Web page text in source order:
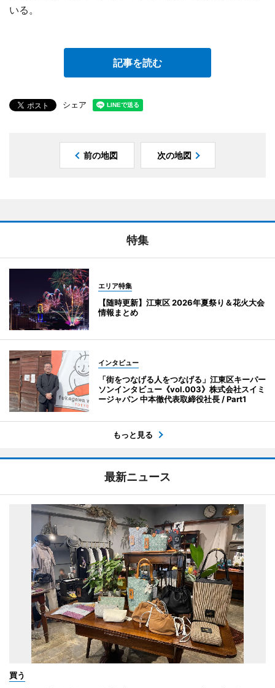
いる。
記事を読む
シェア
前の地図 次の地図
特集
エリア特集
【随時更新】江東区 2026年夏祭り＆花火大会
情報まとめ
インタビュー
「街をつなげる人をつなげる」江東区キーパー
ソンインタビュー《vol.003》株式会社スイミ
ージャパン 中本徹代表取締役社長 / Part1
もっと見る
最新ニュース
買う